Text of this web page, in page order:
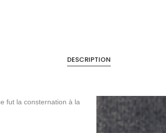
DESCRIPTION
fut la consternation à la